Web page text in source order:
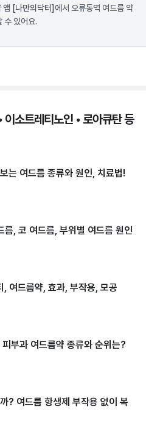
앱 [나만의닥터] 에서 오류동역 여드름 약
수 있어요.
이소트레티노인 • 로아큐탄 등
는 여드름 종류와 원인, 치료법!
름, 코 여드름, 부위별 여드름 원인
, 여드름약, 효과, 부작용, 모공
부과 여드름약 종류와 순위는?
? 여드름 항생제 부작용 없이 복